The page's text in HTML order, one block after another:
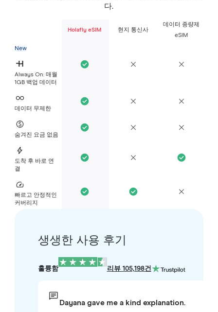
다.
Holafly eSIM 현지 통신사
데이터 종량제
eSIM
New
Always On: 매월
1GB 백업 데이터
데이터 무제한
숨겨진 요금 없음
도착 후 바로 연
결
빠르고 안정적인
커버리지
생생한 사용 후기
훌륭함 리뷰 105,198건
Dayana gave me a kind explanation.